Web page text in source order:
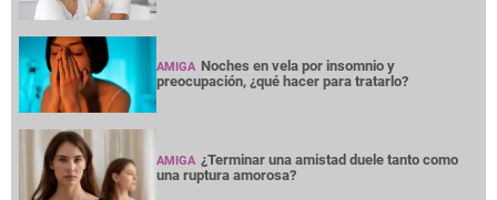
AMIGA Noches en vela por insomnio y
preocupación, ¿qué hacer para tratarlo?
AMIGA ¿Terminar una amistad duele tanto como
una ruptura amorosa?